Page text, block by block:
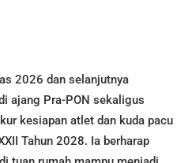
2026 dan selanjutnya
ajang Pra-PON sekaligus
kesiapan atlet dan kuda pacu
Tahun 2028. Ia berharap